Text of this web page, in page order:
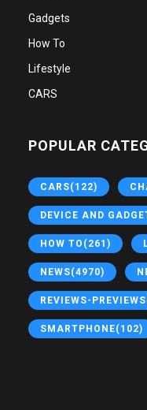
Gadgets
How To
Lifestyle
CARS
POPULAR
CARS(122)
DEVICE AND
HOW TO (261)
NEWS(4970)
REVIEWS-PREVIEWS
SMARTPHONE(102)